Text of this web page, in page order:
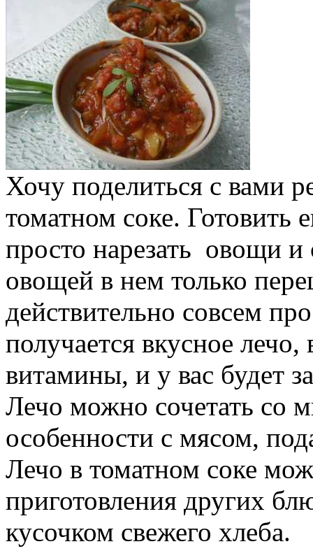
Хочу поделиться с вами
томатном соке. Готовить
просто нарезать овощи и
овощей в нем только
действительно совсем
получается вкусное лечо,
витамины, и у вас будет
Лечо можно сочетать со
особенности с мясом,
Лечо в томатном соке
приготовления других
кусочком свежего хлеба.